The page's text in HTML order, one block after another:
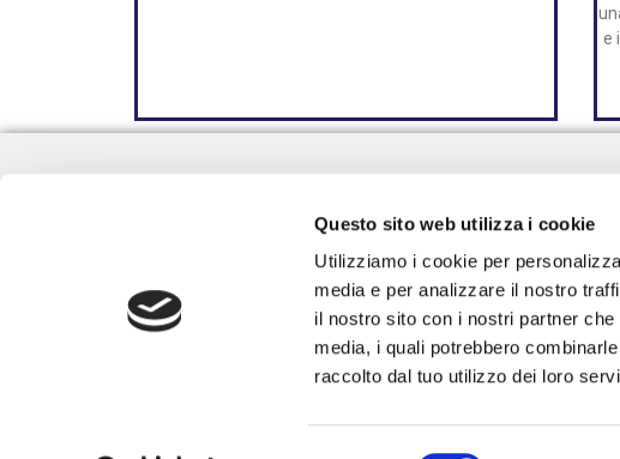
Questo sito web utilizza i cookie
Utilizziamo i cookie per
media e per analizzare il nostro
il nostro sito con i nostri partner
media, i quali potrebbero
raccolto dal tuo utilizzo dei loro
e
Via Emilia e Romagna, 38
COOKIE POLICY